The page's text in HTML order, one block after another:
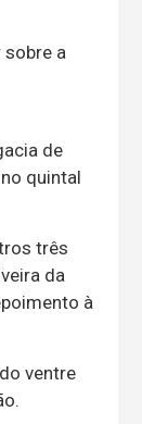
sobre a
de
quintal
três
da
à
ventre